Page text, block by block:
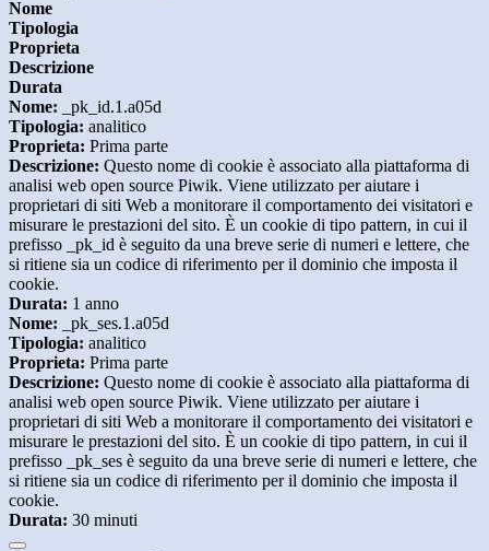
Nome
Tipologia
Proprieta
Descrizione
Durata
Nome: _pk_id.1.a05d
Tipologia: analitico
Proprieta: Prima parte
Descrizione: Questo nome di cookie è associato alla piattaforma di
analisi web open source Piwik. Viene utilizzato per aiutare i
proprietari di siti Web a monitorare il comportamento dei visitatori e
misurare le prestazioni del sito. È un cookie di tipo pattern, in cui il
prefisso _pk_id è seguito da una breve serie di numeri e lettere, che
si ritiene sia un codice di riferimento per il dominio che imposta il
cookie.
Durata: 1 anno
Nome: _pk_ses.1.a05d
Tipologia: analitico
Proprieta: Prima parte
Descrizione: Questo nome di cookie è associato alla piattaforma di
analisi web open source Piwik. Viene utilizzato per aiutare i
proprietari di siti Web a monitorare il comportamento dei visitatori e
misurare le prestazioni del sito. È un cookie di tipo pattern, in cui il
prefisso _pk_ses è seguito da una breve serie di numeri e lettere, che
si ritiene sia un codice di riferimento per il dominio che imposta il
cookie.
Durata: 30 minuti